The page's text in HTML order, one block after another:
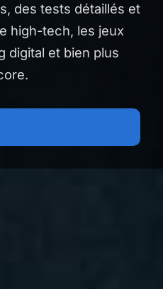
des tests détaillés et
high-tech, les jeux
digital et bien plus